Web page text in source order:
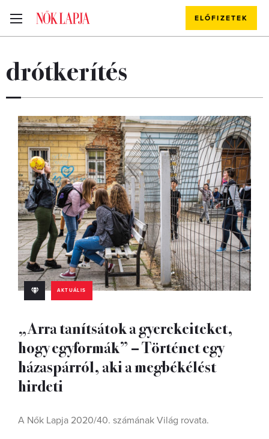
ELŐFIZETEK
drótkerítés
AKTUÁLIS
„Arra tanítsátok a gyerekeiteket,
hogy egyformák” – Történet egy
házaspárról, aki a megbékélést
hirdeti
A Nők Lapja 2020/40. számának Világ rovata.